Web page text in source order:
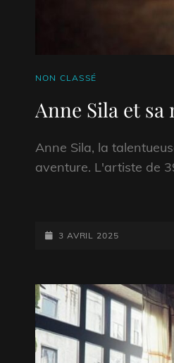
CAT
NON CLASSÉ
Anne Sila et
Anne Sila, la
aventure. L'artiste de
POSTED-
3 AVRIL 2025